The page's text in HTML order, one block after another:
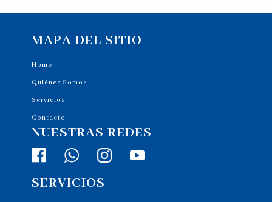
MAPA DEL SITIO
Home
Quiénes Somos
Servicios
Contacto
NUESTRAS REDES
SERVICIOS